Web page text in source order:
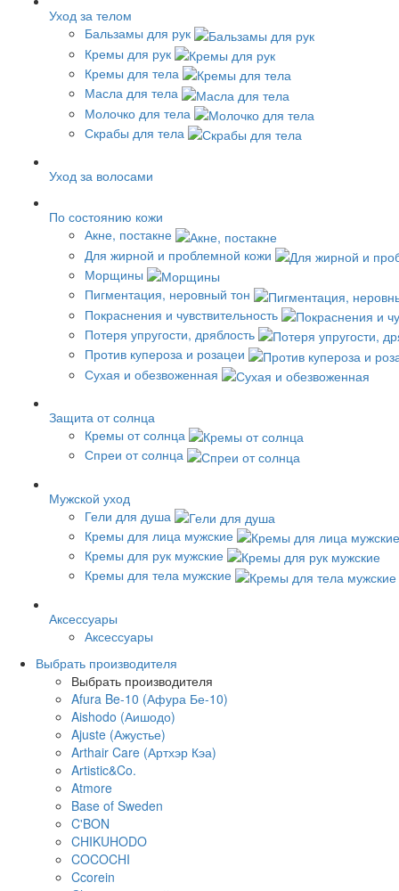
Уход за телом
Бальзамы для рук
Кремы для рук
Кремы для тела
Масла для тела
Молочко для тела
Скрабы для тела
Уход за волосами
По состоянию кожи
Акне, постакне
Для жирной и проблемной кожи
Морщины
Пигментация, неровный тон
Покраснения и чувствительность
Потеря упругости, дряблость
Против купероза и розацеи
Сухая и обезвоженная
Защита от солнца
Кремы от солнца
Спреи от солнца
Мужской уход
Гели для душа
Кремы для лица мужские
Кремы для рук мужские
Кремы для тела мужские
Аксессуары
Аксессуары
Выбрать производителя
Выбрать производителя
Afura Be-10 (Афура Бе-10)
Aishodo (Аишодо)
Ajuste (Ажустье)
Arthair Care (Артхэр Кэа)
Artistic&Co.
Atmore
Base of Sweden
C'BON
CHIKUHODO
COCOCHI
Ccorein